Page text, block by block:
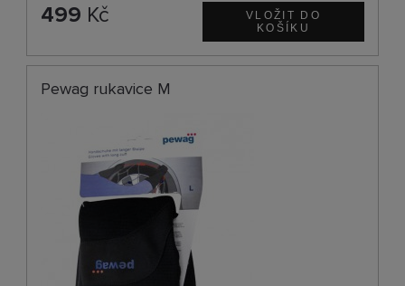
499 Kč
Pewag rukavice M